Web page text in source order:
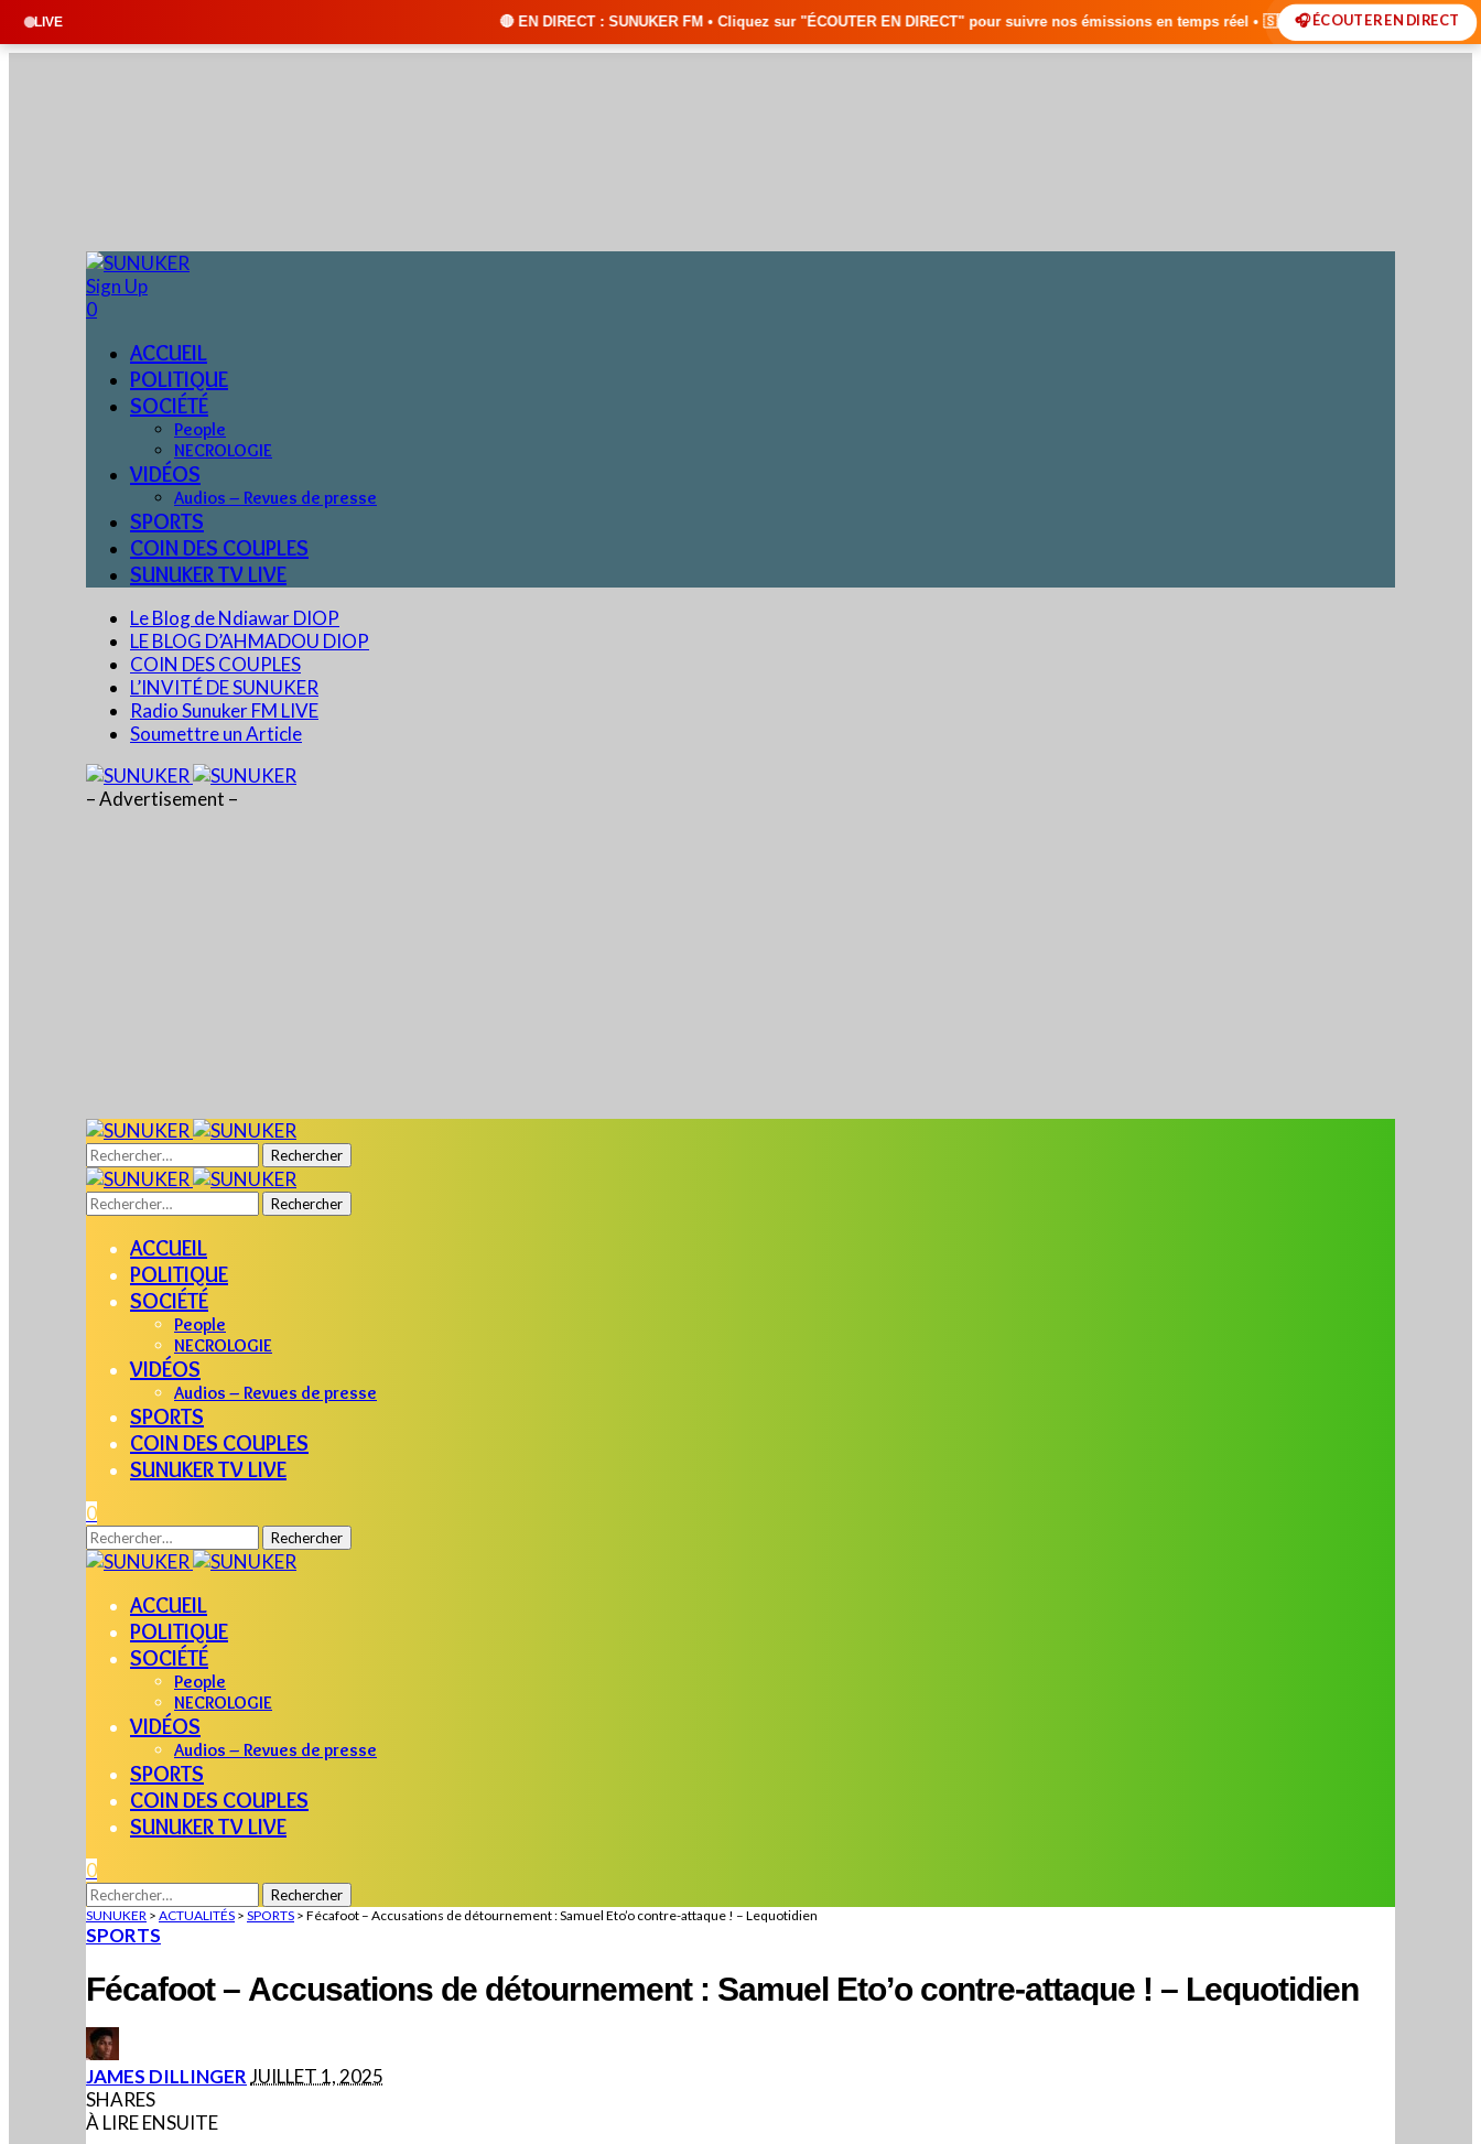
LIVE 🔴 EN DIRECT : SUNUKER FM • Cliquez sur "ÉCOUTER EN DIRECT" pour suivre nos émissions en temps réel • 🇸🇳 Actualités du Sénégal • 🌍 Actualités
🎧 ÉCOUTER EN DIRECT
Sign Up
0
ACCUEIL
POLITIQUE
SOCIÉTÉ
People
NECROLOGIE
VIDÉOS
Audios – Revues de presse
SPORTS
COIN DES COUPLES
SUNUKER TV LIVE
Le Blog de Ndiawar DIOP
LE BLOG D’AHMADOU DIOP
COIN DES COUPLES
L’INVITÉ DE SUNUKER
Radio Sunuker FM LIVE
Soumettre un Article
– Advertisement –
Rechercher :
Rechercher :
ACCUEIL
POLITIQUE
SOCIÉTÉ
People
NECROLOGIE
VIDÉOS
Audios – Revues de presse
SPORTS
COIN DES COUPLES
SUNUKER TV LIVE
0
Rechercher :
ACCUEIL
POLITIQUE
SOCIÉTÉ
People
NECROLOGIE
VIDÉOS
Audios – Revues de presse
SPORTS
COIN DES COUPLES
SUNUKER TV LIVE
0
Rechercher :
SUNUKER > ACTUALITÉS > SPORTS > Fécafoot – Accusations de détournement : Samuel Eto’o contre-attaque ! – Lequotidien
SPORTS
Fécafoot – Accusations de détournement : Samuel Eto’o contre-attaque ! – Lequotidien
POSTED
BY
JAMES DILLINGERJUILLET 1, 2025
SHARES
À LIRE ENSUITE